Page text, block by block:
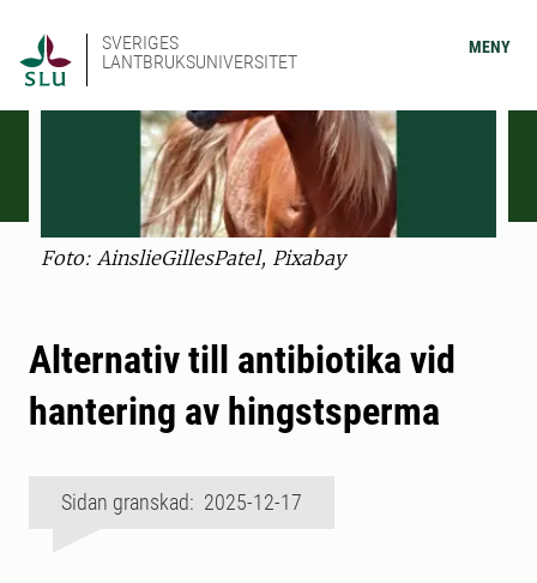
SVERIGES
LANTBRUKSUNIVERSITET
MENY
Foto: AinslieGillesPatel, Pixabay
Alternativ till antibiotika vid
hantering av hingstsperma
Sidan granskad: 2025-12-17